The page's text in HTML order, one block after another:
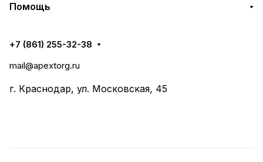
Помощь
+7 (861) 255-32-38
mail@apextorg.ru
г. Краснодар, ул. Московская, 45